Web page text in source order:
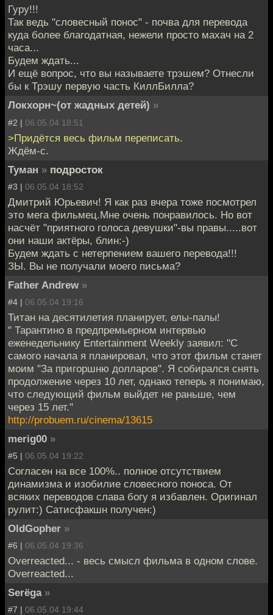
Гуру!!!
Так ведь "словесный понос" - почва для перевода
куда более благодатная, нежели просто махач на 2
часа...
Будем ждать...
И ещё вопрос, что вы называете трэшем? Отнесли
бы к Трэшу первую часть КиллБилла?
Локхорн~(от жадных детей) »
#2 | 06.05.04 18:51
>Придётся весь фильм переписать.
Ждём-с.
Туман » подросток
#3 | 06.05.04 18:52
Дмитрий Юрьевич! Я как раз вчера тоже посмотрел
это мега фильмец.Мне очень понравилось. Но вот
насчёт "приятного голоса девушки"-вы правы.....вот
они наши актёры, блин:-)
Будем ждать с нетерпением вашего перевода!!!
ЗЫ. Вы не получали моего письма?
Father Andrew »
#4 | 06.05.04 19:16
Титан на десятилетия планирует, елы-палы!
" Тарантино в предпремьерном интервью
еженедельнику Entertainment Weekly заявил: "С
самого начала я планировал, что этот фильм станет
моим "За пригоршню долларов". Я собирался снять
продолжение через 10 лет, однако теперь я понимаю,
что следующий фильм выйдет не раньше, чем
через 15 лет."
http://probuem.ru/cinema/13615
merig00 »
#5 | 06.05.04 19:22
Согласен на все 100%.. полное отсутствием
динамизма и изобилие словесного поноса. От
всяких переводов слава богу я избавлен. Оригинал
рулит:) Сатисфакшн получен:)
OldGopher »
#6 | 06.05.04 19:36
Overreacted... - весь смысл фильма в одном слове.
Overreacted...
Serёga »
#7 | 06.05.04 19:44